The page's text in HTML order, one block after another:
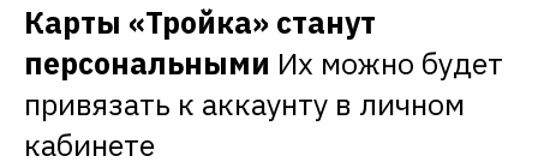
Карты «Тройка» станут
персональными Их можно будет
привязать к аккаунту в личном
кабинете